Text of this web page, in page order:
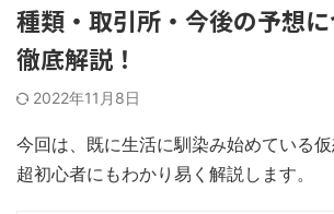
種類・取引所・今後の予想
徹底解説！
2022年11月8日
今回は、既に生活に馴染み始めている仮
超初心者にもわかり易く解説します。